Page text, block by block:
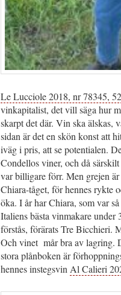
Le Lucciole 2018, nr 78345,
vinkapitalist, det vill säga hur
skarpt det där. Vin ska älskas,
sidan är det en skön konst att
iväg i pris, att se potentialen.
Condellos viner, och då
var billigare förr. Men grejen
Chiara-tåget, för hennes rykte
öka. I år har Chiara, som var
Italiens bästa vinmakare
förstås, förärats Tre Bicchieri.
Och vinet mår bra av lagring.
stora plånboken är
hennes instegsvin Al Calieri